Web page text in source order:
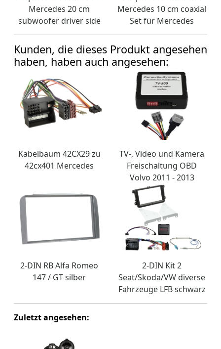
Mercedes 20 cm
subwoofer driver side
Mercedes 10 cm coaxial
Set für Mercedes
Kunden, die dieses Produkt angesehen
haben, haben auch angesehen:
Kabelbaum 42CX29 zu
42cx401 Mercedes
TV-, Video und Kamera
Freischaltung OBD
Volvo 2011 - 2013
2-DIN RB Alfa Romeo
147 / GT silber
2-DIN Kit 2
Seat/Skoda/VW diverse
Fahrzeuge LFB schwarz
Zuletzt angesehen: